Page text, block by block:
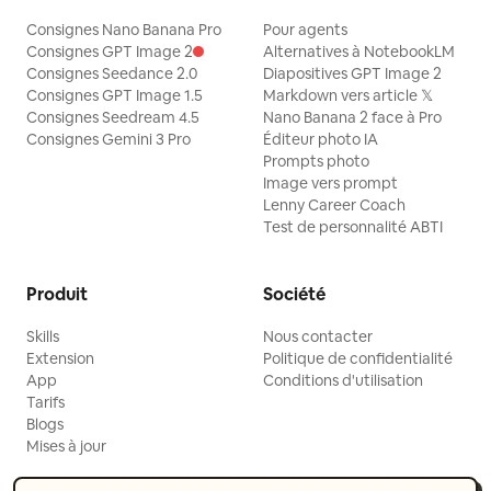
plastique lisse", "Arrière-plan
minimaliste vide", "Arrière-plan blanc
brillant", "Vêtements décontractés"]}
Consignes Nano Banana Pro
Consignes GPT Image 2
Consignes Seedance 2.0
Consignes GPT Image 1.5
Consignes Seedream 4.5
Consignes Gemini 3 Pro
Pour agents
Alternatives à NotebookLM
Diapositives GPT Image 2
Markdown vers article 𝕏
Nano Banana 2 face à Pro
Éditeur photo IA
Prompts photo
Image vers prompt
Lenny Career Coach
Test de personnalité ABTI
Produit
Skills
Extension
App
Tarifs
Blogs
Mises à jour
Société
Nous contacter
Politique de confidentialité
Conditions d'utilisation